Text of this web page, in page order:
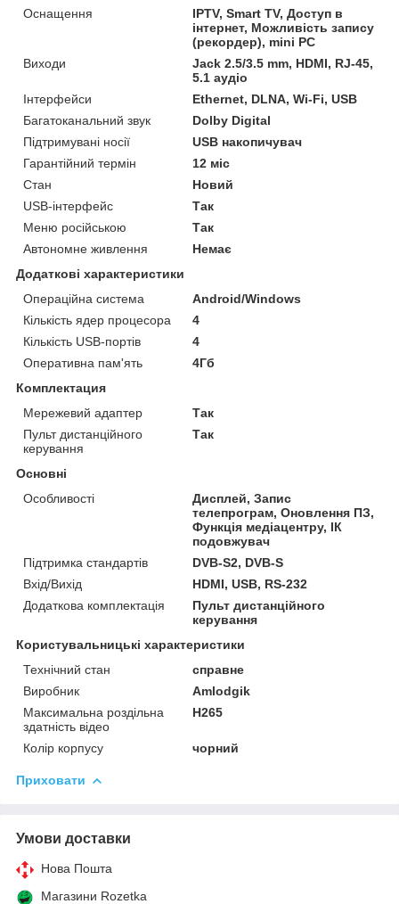
Оснащення
IPTV, Smart TV, Доступ в
інтернет, Можливість запису
(рекордер), mini PC
Виходи
Jack 2.5/3.5 mm, HDMI, RJ-45,
5.1 аудіо
Інтерфейси
Ethernet, DLNA, Wi-Fi, USB
Багатоканальний звук
Dolby Digital
Підтримувані носії
USB накопичувач
Гарантійний термін
12 міс
Стан
Новий
USB-інтерфейс
Так
Меню російською
Так
Автономне живлення
Немає
Додаткові характеристики
Операційна система
Android/Windows
Кількість ядер процесора
4
Кількість USB-портів
4
Оперативна пам'ять
4Гб
Комплектация
Мережевий адаптер
Так
Пульт дистанційного
керування
Так
Основні
Особливості
Дисплей, Запис
телепрограм, Оновлення ПЗ,
Функція медіацентру, ІК
подовжувач
Підтримка стандартів
DVB-S2, DVB-S
Вхід/Вихід
HDMI, USB, RS-232
Додаткова комплектація
Пульт дистанційного
керування
Користувальницькі характеристики
Технічний стан
справне
Виробник
Amlodgik
Максимальна роздільна
здатність відео
H265
Колір корпусу чорний
Приховати
Умови доставки
Нова Пошта
Магазини Rozetka